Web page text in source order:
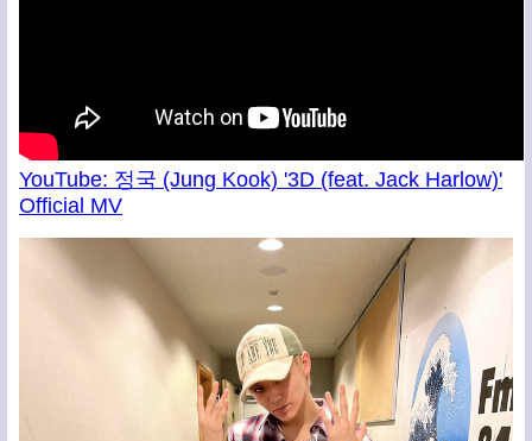
YouTube: 정국 (Jung Kook) '3D (feat. Jack Harlow)'
Official MV